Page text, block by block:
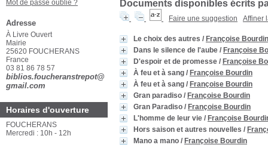
Documents disponibles écrits
Faire une suggestion Affiner
Le choix des autres/Françoise
Dans le silence de l'aube/
D'espoir et de promesse/Françoise
À feu et à sang/Françoise Bourdin
À feu et à sang/Françoise Bourdin
Gran paradiso/
Françoise Bourdin
Gran Paradiso /Françoise Bourdin
L'homme de leur vie/Françoise
Hors saison et autres nouvelles
Mot de passe oublié ?
Adresse
À Livre Ouvert
Mairie
25620 FOUCHERANS
France
03 81 86 78 57
biblios.foucheranstrepot@
gmail.com
Horaires d'ouverture
FOUCHERANS
Mercredi : 10h - 12h